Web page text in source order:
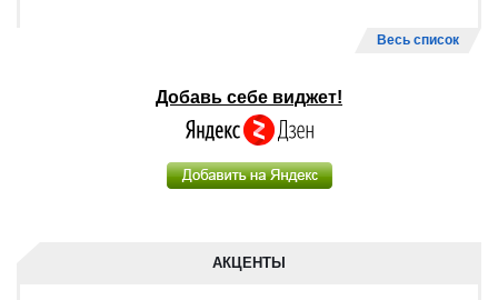
Весь список
Добавь себе виджет!
АКЦЕНТЫ